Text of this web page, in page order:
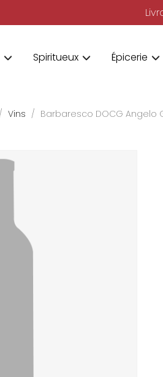
Spiritueux Épicerie
Vins Barbaresco DOCG Angelo